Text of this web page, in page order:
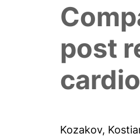
post
Kozakov,